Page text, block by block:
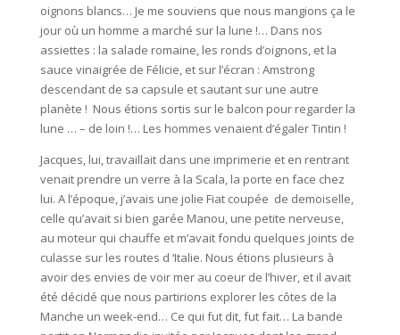
oignons blancs… Je me souviens que nous mangions ça le
jour où un homme a marché sur la lune !… Dans nos
assiettes : la salade romaine, les ronds d’oignons, et la
sauce vinaigrée de Félicie, et sur l’écran : Amstrong
descendant de sa capsule et sautant sur une autre
planète ! Nous étions sortis sur le balcon pour regarder la
lune … – de loin !… Les hommes venaient d’égaler Tintin !
Jacques, lui, travaillait dans une imprimerie et en rentrant
venait prendre un verre à la Scala, la porte en face chez
lui. A l’époque, j’avais une jolie Fiat coupée de demoiselle,
celle qu’avait si bien garée Manou, une petite nerveuse,
au moteur qui chauffe et m’avait fondu quelques joints de
culasse sur les routes d ‘Italie. Nous étions plusieurs à
avoir des envies de voir mer au coeur de l’hiver, et il avait
été décidé que nous partirions explorer les côtes de la
Manche un week-end… Ce qui fut dit, fut fait… La bande